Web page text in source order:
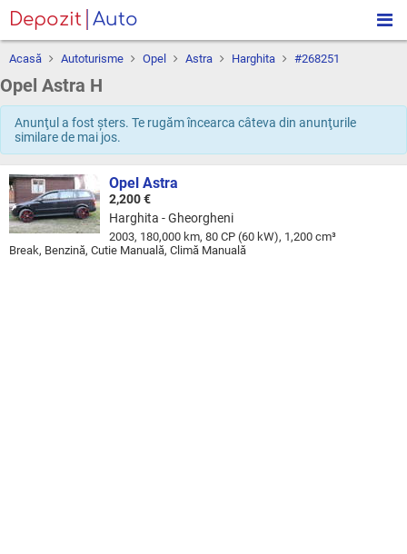
Depozit Auto
Acasă Autoturisme Opel Astra Harghita #268251
Opel Astra H
Anunţul a fost şters. Te rugăm încearca câteva din anunţurile
similare de mai jos.
Opel Astra
2,200 €
Harghita - Gheorgheni
2003, 180,000 km, 80 CP (60 kW), 1,200 cm³
Break, Benzină, Cutie Manuală, Climă Manuală